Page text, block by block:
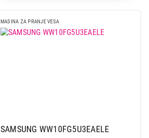
MASINA ZA PRANJE VESA
SAMSUNG WW10FG5U3EAELE